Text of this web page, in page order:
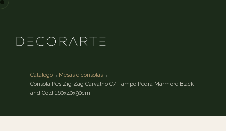
Catálogo→ Mesas e consolas→
Consola Pés Zig Zag Carvalho C/ Tampo Pedra Mármore Black
and Gold 160x40x90cm